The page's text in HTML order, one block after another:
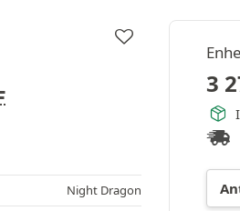
3
Night Dragon